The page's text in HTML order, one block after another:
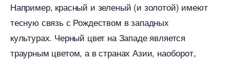
Например, красный и зеленый (и золотой) имеют
тесную связь с Рождеством в западных
культурах. Черный цвет на Западе является
траурным цветом, а в странах Азии, наоборот,